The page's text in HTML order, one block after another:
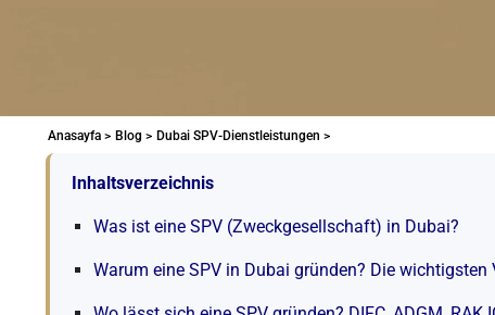
Anasayfa > Blog > Dubai SPV-Dienstleistungen >
Inhaltsverzeichnis
Was ist eine SPV (Zweckgesellschaft) in Dubai?
Warum eine SPV in Dubai gründen? Die wichtigsten